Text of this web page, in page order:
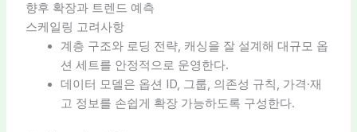
향후 확장과 트렌드 예측
스케일링 고려사항
계층 구조와 로딩 전략, 캐싱을 잘 설계해 대규모 옵
션 세트를 안정적으로 운영한다.
데이터 모델은 옵션 ID, 그룹, 의존성 규칙, 가격·재
고 정보를 손쉽게 확장 가능하도록 구성한다.